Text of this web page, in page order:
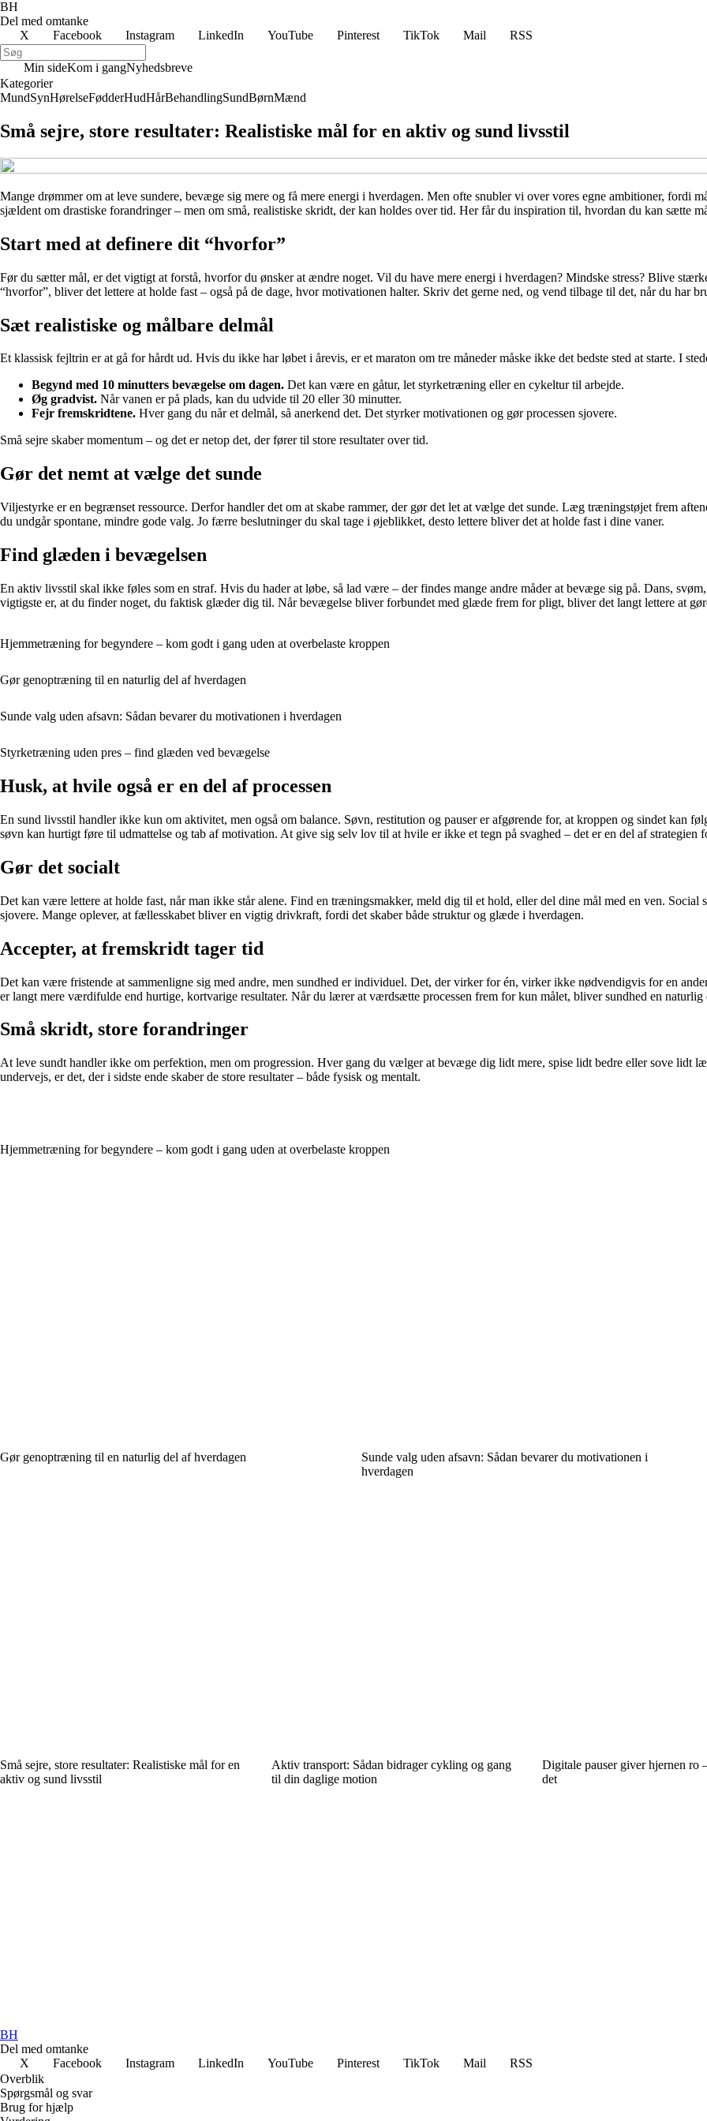
BH
Del med omtanke
X
Facebook Instagram LinkedIn YouTube Pinterest TikTok Mail RSS
Min sideKom i gangNyhedsbreve
Kategorier
MundSynHørelseFødderHudHårBehandlingSundBørnMænd
Små sejre, store resultater: Realistiske mål for en aktiv og sund livsstil
Mange drømmer om at leve sundere, bevæge sig mere og få mere energi i hverdagen. Men ofte snubler vi over vores egne ambitioner, fordi
sjældent om drastiske forandringer – men om små, realistiske skridt, der kan holdes over tid. Her får du inspiration til, hvordan du kan sætte
Start med at definere dit “hvorfor”
Før du sætter mål, er det vigtigt at forstå, hvorfor du ønsker at ændre noget. Vil du have mere energi i hverdagen? Mindske stress? Blive
“hvorfor”, bliver det lettere at holde fast – også på de dage, hvor motivationen halter. Skriv det gerne ned, og vend tilbage til det, når du har
Sæt realistiske og målbare delmål
Et klassisk fejltrin er at gå for hårdt ud. Hvis du ikke har løbet i årevis, er et maraton om tre måneder måske ikke det bedste sted at starte. I
Begynd med 10 minutters bevægelse om dagen. Det kan være en gåtur, let styrketræning eller en cykeltur til arbejde.
Øg gradvist. Når vanen er på plads, kan du udvide til 20 eller 30 minutter.
Fejr fremskridtene. Hver gang du når et delmål, så anerkend det. Det styrker motivationen og gør processen sjovere.
Små sejre skaber momentum – og det er netop det, der fører til store resultater over tid.
Gør det nemt at vælge det sunde
Viljestyrke er en begrænset ressource. Derfor handler det om at skabe rammer, der gør det let at vælge det sunde. Læg træningstøjet frem
du undgår spontane, mindre gode valg. Jo færre beslutninger du skal tage i øjeblikket, desto lettere bliver det at holde fast i dine vaner.
Find glæden i bevægelsen
En aktiv livsstil skal ikke føles som en straf. Hvis du hader at løbe, så lad være – der findes mange andre måder at bevæge sig på. Dans,
vigtigste er, at du finder noget, du faktisk glæder dig til. Når bevægelse bliver forbundet med glæde frem for pligt, bliver det langt lettere at
Hjemmetræning for begyndere – kom godt i gang uden at overbelaste kroppen
Gør genoptræning til en naturlig del af hverdagen
Sunde valg uden afsavn: Sådan bevarer du motivationen i hverdagen
Styrketræning uden pres – find glæden ved bevægelse
Husk, at hvile også er en del af processen
En sund livsstil handler ikke kun om aktivitet, men også om balance. Søvn, restitution og pauser er afgørende for, at kroppen og sindet
søvn kan hurtigt føre til udmattelse og tab af motivation. At give sig selv lov til at hvile er ikke et tegn på svaghed – det er en del af strategien
Gør det socialt
Det kan være lettere at holde fast, når man ikke står alene. Find en træningsmakker, meld dig til et hold, eller del dine mål med en ven.
sjovere. Mange oplever, at fællesskabet bliver en vigtig drivkraft, fordi det skaber både struktur og glæde i hverdagen.
Accepter, at fremskridt tager tid
Det kan være fristende at sammenligne sig med andre, men sundhed er individuel. Det, der virker for én, virker ikke nødvendigvis for en
er langt mere værdifulde end hurtige, kortvarige resultater. Når du lærer at værdsætte processen frem for kun målet, bliver sundhed en
Små skridt, store forandringer
At leve sundt handler ikke om perfektion, men om progression. Hver gang du vælger at bevæge dig lidt mere, spise lidt bedre eller sove lidt
undervejs, er det, der i sidste ende skaber de store resultater – både fysisk og mentalt.
Hjemmetræning for begyndere – kom godt i gang uden at overbelaste kroppen
Gør genoptræning til en naturlig del af hverdagen
Sunde valg uden afsavn: Sådan bevarer du motivationen i
hverdagen
Små sejre, store resultater: Realistiske mål for en
aktiv og sund livsstil
Aktiv transport: Sådan bidrager cykling og gang
til din daglige motion
Digitale pauser giver hjernen ro
det
BH
Del med omtanke
X
Facebook Instagram LinkedIn YouTube Pinterest TikTok Mail
RSS
Overblik
Spørgsmål og svar
Brug for hjælp